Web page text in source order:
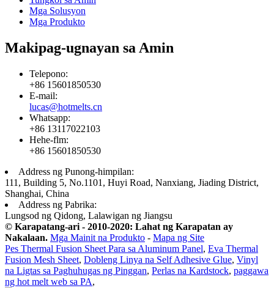
Mga Solusyon
Mga Produkto
Makipag-ugnayan sa Amin
Telepono:
+86 15601850530
E-mail:
lucas@hotmelts.cn
Whatsapp:
+86 13117022103
Hehe-flm:
+86 15601850530
Address ng Punong-himpilan:
111, Building 5, No.1101, Huyi Road, Nanxiang, Jiading District,
Shanghai, China
Address ng Pabrika:
Lungsod ng Qidong, Lalawigan ng Jiangsu
© Karapatang-ari - 2010-2020: Lahat ng Karapatan ay
Nakalaan. Mga Mainit na Produkto - Mapa ng Site
Pes Thermal Fusion Sheet Para sa Aluminum Panel, Eva Thermal
Fusion Mesh Sheet, Dobleng Linya na Self Adhesive Glue, Vinyl
na Ligtas sa Paghuhugas ng Pinggan, Perlas na Kardstock, paggawa
ng hot melt web sa PA,